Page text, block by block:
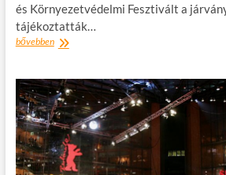
és Környezetvédelmi Fesztivált a
tájékoztatták…
bővebbenMájus
lesz
a
Nemzetközi
Természet-
és
Környezetvédelmi
Fesztivál